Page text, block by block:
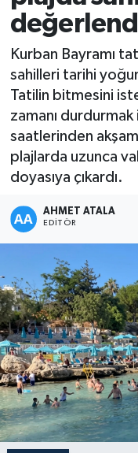
Kurban Bayramı
sahilleri tarihi
Tatilin bitmesini
zamanı
saatlerinden
plajlarda uzunca
doyasıya çıkardı.
AHMET ATALA
EDITÖR